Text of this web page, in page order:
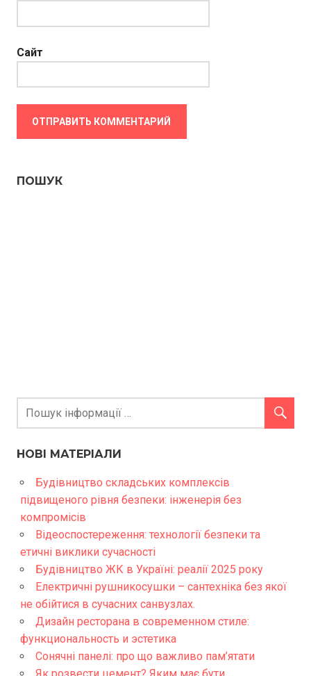
Сайт
ПОШУК
НОВІ МАТЕРІАЛИ
Будівництво складських комплексів
підвищеного рівня безпеки: інженерія без
компромісів
Відеоспостереження: технології безпеки та
етичні виклики сучасності
Будівництво ЖК в Україні: реалії 2025 року
Електричні рушникосушки – сантехніка без якої
не обійтися в сучасних санвузлах.
Дизайн ресторана в современном стиле:
функциональность и эстетика
Сонячні панелі: про що важливо пам’ятати